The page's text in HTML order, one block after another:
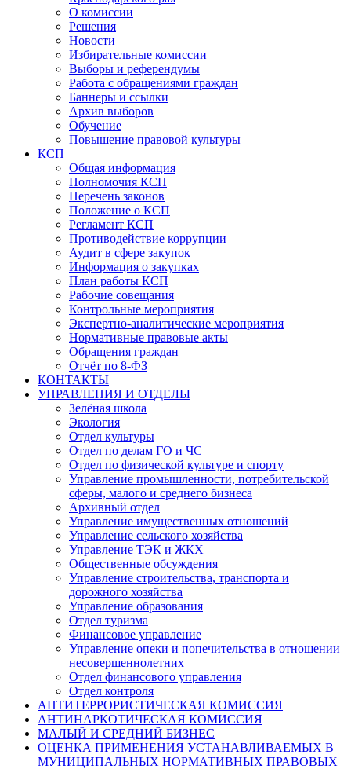
О комиссии
Решения
Новости
Избирательные комиссии
Выборы и референдумы
Работа с обращениями граждан
Баннеры и ссылки
Архив выборов
Обучение
Повышение правовой культуры
КСП
Общая информация
Полномочия КСП
Перечень законов
Положение о КСП
Регламент КСП
Противодействие коррупции
Аудит в сфере закупок
Информация о закупках
План работы КСП
Рабочие совещания
Контрольные мероприятия
Экспертно-аналитические мероприятия
Нормативные правовые акты
Обращения граждан
Отчёт по 8-ФЗ
КОНТАКТЫ
УПРАВЛЕНИЯ И ОТДЕЛЫ
Зелёная школа
Экология
Отдел культуры
Отдел по делам ГО и ЧС
Отдел по физической культуре и спорту
Управление промышленности, потребительской
сферы, малого и среднего бизнеса
Архивный отдел
Управление имущественных отношений
Управление сельского хозяйства
Управление ТЭК и ЖКХ
Общественные обсуждения
Управление строительства, транспорта и
дорожного хозяйства
Управление образования
Отдел туризма
Финансовое управление
Управление опеки и попечительства в отношении
несовершеннолетних
Отдел финансового управления
Отдел контроля
АНТИТЕРРОРИСТИЧЕСКАЯ КОМИССИЯ
АНТИНАРКОТИЧЕСКАЯ КОМИССИЯ
МАЛЫЙ И СРЕДНИЙ БИЗНЕС
ОЦЕНКА ПРИМЕНЕНИЯ УСТАНАВЛИВАЕМЫХ В
МУНИЦИПАЛЬНЫХ НОРМАТИВНЫХ ПРАВОВЫХ